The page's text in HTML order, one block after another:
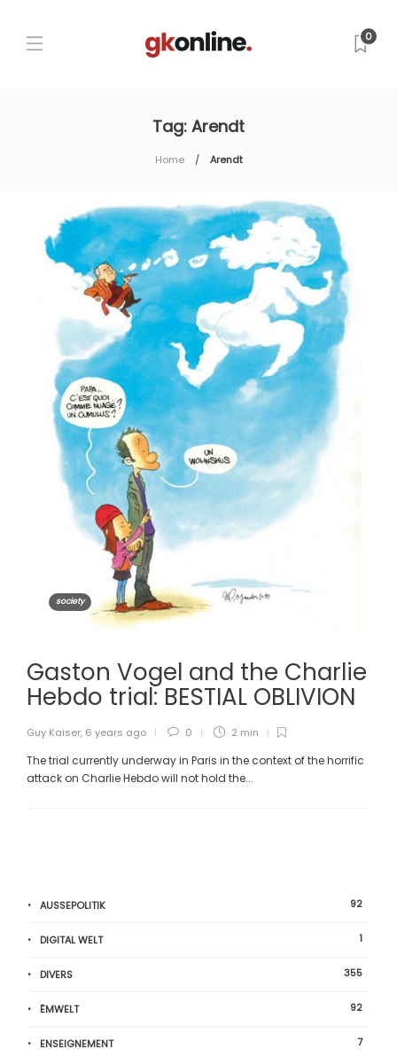
0
Tag: Arendt
Home Arendt
society
Gaston Vogel and the Charlie
Hebdo trial: BESTIAL OBLIVION
Guy Kaiser, 6 years ago 0 2 min
The trial currently underway in Paris in the context of the horrific
attack on Charlie Hebdo will not hold the...
AUSSEPOLITIK 92
DIGITAL WELT 1
DIVERS 355
ËMWELT 92
ENSEIGNEMENT 7